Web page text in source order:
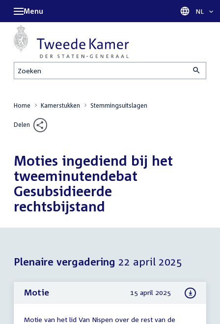
Zoeken
Menu Taal
NL
Home Kamerstukken Stemmingsuitslagen
Delen
Moties ingediend bij het
tweeminutendebat
Gesubsidieerde
rechtsbijstand
Plenaire vergadering 22 april 2025
Motie 15 april 2025
Motie van het lid Van Nispen over de rest van de